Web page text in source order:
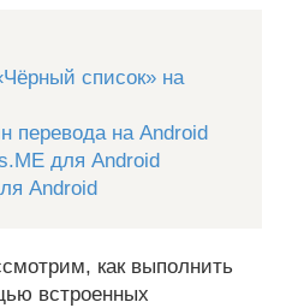
список» на
перевода на Android
для Android
Android
как выполнить
встроенных